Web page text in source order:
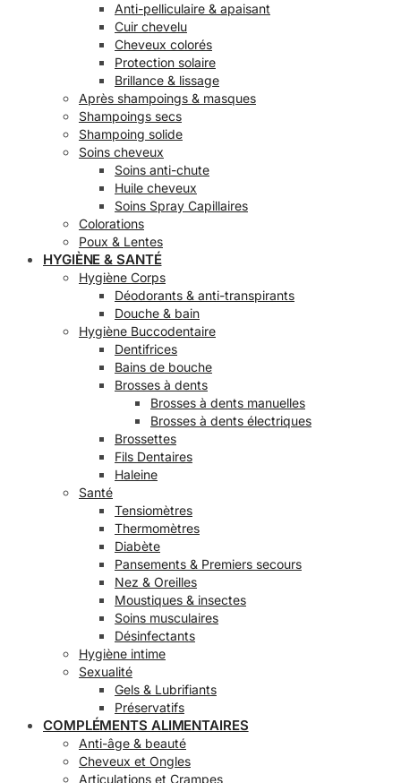
Anti-pelliculaire & apaisant
Cuir chevelu
Cheveux colorés
Protection solaire
Brillance & lissage
Après shampoings & masques
Shampoings secs
Shampoing solide
Soins cheveux
Soins anti-chute
Huile cheveux
Soins Spray Capillaires
Colorations
Poux & Lentes
HYGIÈNE & SANTÉ
Hygiène Corps
Déodorants & anti-transpirants
Douche & bain
Hygiène Buccodentaire
Dentifrices
Bains de bouche
Brosses à dents
Brosses à dents manuelles
Brosses à dents électriques
Brossettes
Fils Dentaires
Haleine
Santé
Tensiomètres
Thermomètres
Diabète
Pansements & Premiers secours
Nez & Oreilles
Moustiques & insectes
Soins musculaires
Désinfectants
Hygiène intime
Sexualité
Gels & Lubrifiants
Préservatifs
COMPLÉMENTS ALIMENTAIRES
Anti-âge & beauté
Cheveux et Ongles
Articulations et Crampes